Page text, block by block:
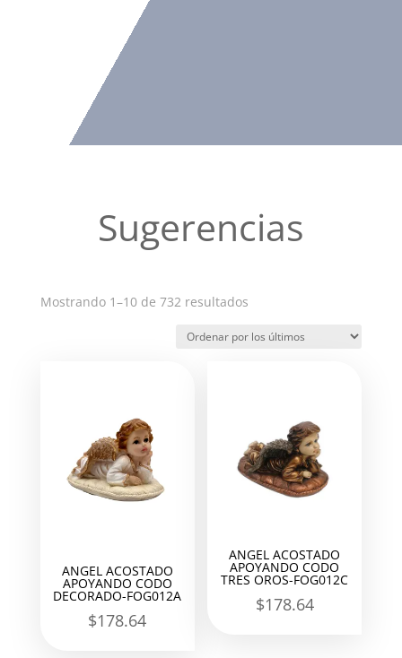
Sugerencias
Mostrando 1–10 de 732 resultadosOrdenado
los
ANGEL ACOSTADO
APOYANDO CODO
DECORADO-FOG012A
$178.64
ANGEL ACOSTADO
APOYANDO CODO
TRES OROS-FOG012C
$178.64